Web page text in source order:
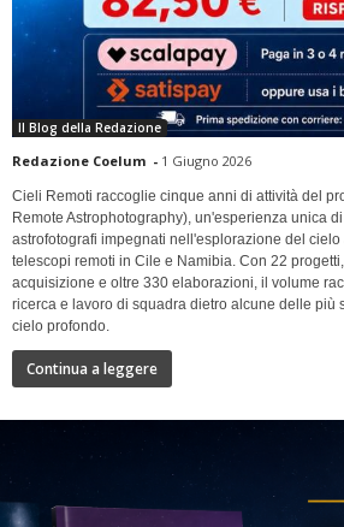
Il Blog della Redazione
Redazione Coelum - 1 Giugno 2026
Cieli Remoti raccoglie cinque anni di attività del
Remote Astrophotography), un'esperienza unica
astrofotografi impegnati nell'esplorazione del
telescopi remoti in Cile e Namibia. Con 22
acquisizione e oltre 330 elaborazioni, il volume
ricerca e lavoro di squadra dietro alcune delle più
cielo profondo.
Continua a leggere